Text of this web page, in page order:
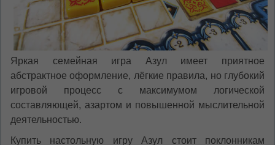
Яркая семейная игра Азул имеет приятное
абстрактное оформление, лёгкие правила, но глубокий
игровой процесс с максимумом логической
составляющей, азартом и повышенной мыслительной
деятельностью.
Купить настольную игру Азул стоит поклонникам